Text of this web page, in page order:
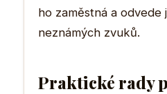
ho zaměstná a
neznámých zvuků.
Praktické rady